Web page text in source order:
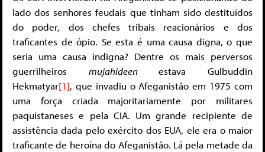
lado dos senhores feudais que tinham sido destituídos
do poder, dos chefes tribais reacionários e dos
traficantes de ópio. Se esta é uma causa digna, o que
seria uma causa indigna? Dentre os mais perversos
guerrilheiros mujahideenestava Gulbuddin
Hekmatyar[1], que invadiu o Afeganistão em 1975 com
uma força criada majoritariamente por militares
paquistaneses e pela CIA. Um grande recipiente de
assistência dada pelo exército dos EUA, ele era o maior
traficante de heroína do Afeganistão. Lá pela metade da